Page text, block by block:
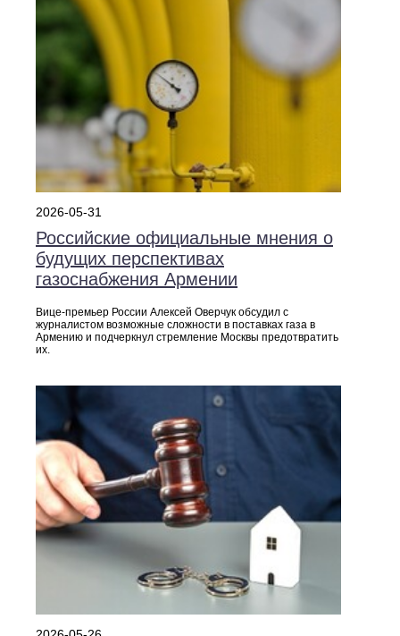
2026-05-31
Российские официальные мнения о
будущих перспективах
газоснабжения Армении
Вице‑премьер России Алексей Оверчук обсудил с
журналистом возможные сложности в поставках газа в
Армению и подчеркнул стремление Москвы предотвратить
их.